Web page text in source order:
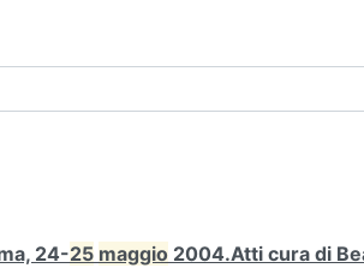
24-25 maggio 2004.Atti cura di